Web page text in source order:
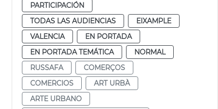
PARTICIPACIÓN
TODAS LAS AUDIENCIAS
EIXAMPLE
VALENCIA
EN PORTADA
EN PORTADA TEMÁTICA
NORMAL
RUSSAFA
COMERÇOS
COMERCIOS
ART URBÀ
ARTE URBANO